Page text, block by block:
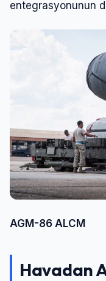
entegrasyonunun
AGM-86 ALCM
Havadan